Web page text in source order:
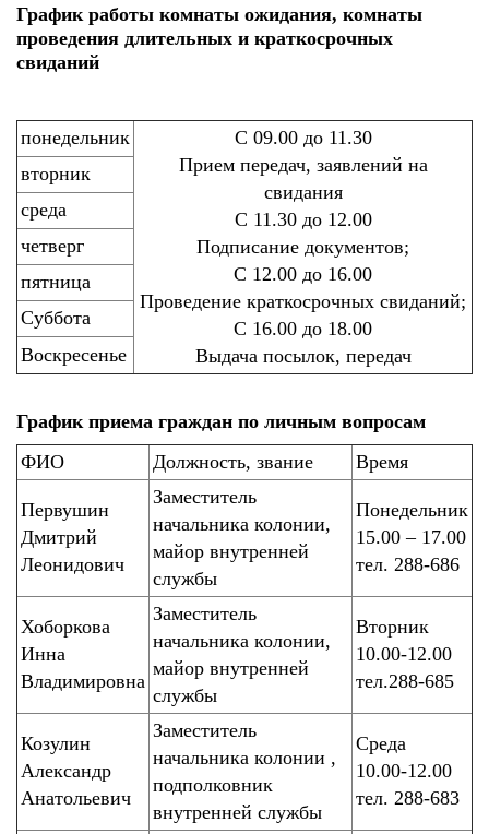
График работы комнаты ожидания, комнаты
проведения длительных и краткосрочных
свиданий
понедельник
С 09.00 до 11.30
Прием передач, заявлений на
свидания
С 11.30 до 12.00
Подписание документов;
С 12.00 до 16.00
Проведение краткосрочных свиданий;
С 16.00 до 18.00
Выдача посылок, передач
вторник
среда
четверг
пятница
Суббота
Воскресенье
График приема граждан по личным вопросам
ФИО
Должность, звание Время
Первушин
Дмитрий
Леонидович
Заместитель
начальника колонии,
майор внутренней
службы
Понедельник
15.00 – 17.00
тел. 288-686
Хоборкова
Инна
Владимировна
Заместитель
начальника колонии,
майор внутренней
службы
Вторник
10.00-12.00
тел.288-685
Козулин
Александр
Анатольевич
Заместитель
начальника колонии ,
подполковник
внутренней службы
Среда
10.00-12.00
тел. 288-683